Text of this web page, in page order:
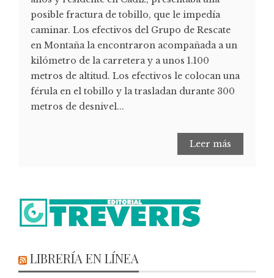
posible fractura de tobillo, que le impedía
caminar. Los efectivos del Grupo de Rescate
en Montaña la encontraron acompañada a un
kilómetro de la carretera y a unos 1.100
metros de altitud. Los efectivos le colocan una
férula en el tobillo y la trasladan durante 300
metros de desnivel...
Leer más
LIBRERÍA EN LÍNEA